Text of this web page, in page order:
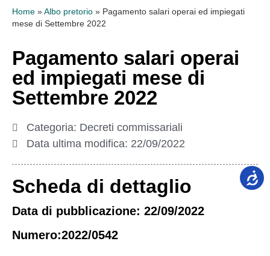
Home » Albo pretorio » Pagamento salari operai ed impiegati
mese di Settembre 2022
Pagamento salari operai
ed impiegati mese di
Settembre 2022
Categoria: Decreti commissariali
Data ultima modifica: 22/09/2022
Scheda di dettaglio
Data di pubblicazione: 22/09/2022
Numero:2022/0542